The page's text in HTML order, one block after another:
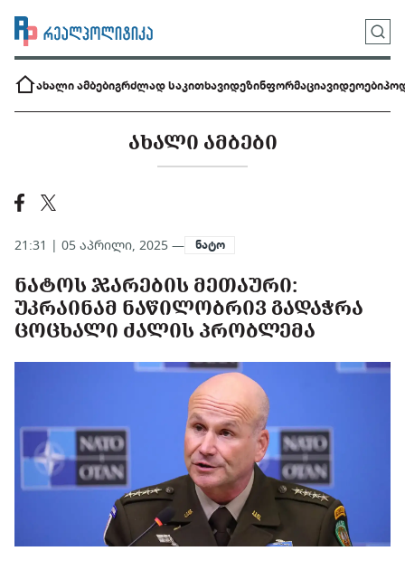
ახალი ამბებიგრძლად საკითხავიდეზინფორმაციავიდეოები
ᲐᲮᲐᲚᲘ ᲐᲛᲑᲔᲑᲘ
21:31 | 05 აპრილი, 2025 — ნატო
ᲜᲐᲢᲝᲡ ᲯᲐᲠᲔᲑᲘᲡ ᲛᲔᲗᲐᲣᲠᲘ:
ᲣᲙᲠᲐᲘᲜᲐᲛ ᲜᲐᲬᲘᲚᲝᲑᲠᲘᲕ ᲒᲐᲓᲐᲭᲠᲐ
ᲪᲝᲪᲮᲐᲚᲘ ᲫᲐᲚᲘᲡ ᲞᲠᲝᲑᲚᲔᲛᲐ